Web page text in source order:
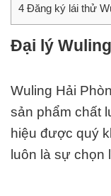
4 Đăng ký lái thử
Đại lý
Wuling Hải
sản phẩm chất
hiệu được quý
luôn là sự chọn